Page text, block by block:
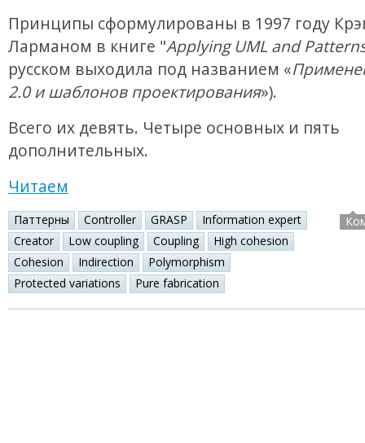
Принципы сформулированы в 1997 году
Ларманом в книге "Applying UML and
русском выходила под названием «
2.0 и шаблонов проектирования»).
Всего их девять. Четыре основных и пять
дополнительных.
Читаем
Паттерны Controller GRASP
Information expert
Creator
Low coupling Coupling
High cohesion
Cohesion
Indirection
Polymorphism
Protected variations
Pure fabrication